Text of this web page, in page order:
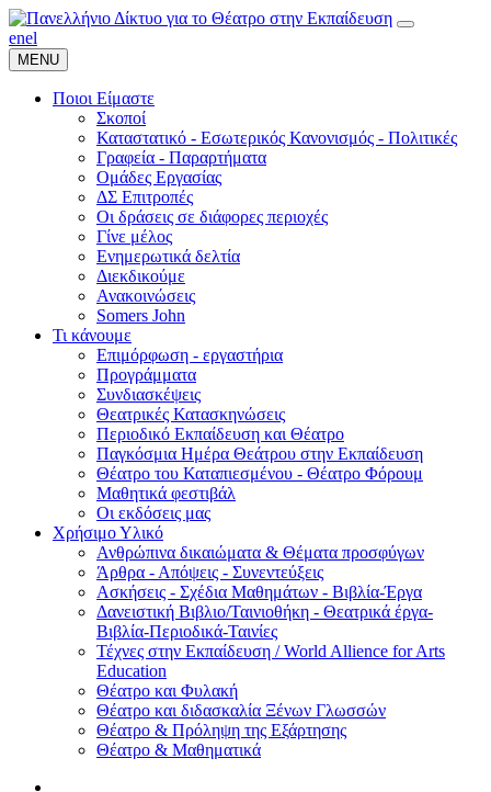
enel
MENU
Ποιοι Είμαστε
Σκοποί
Καταστατικό - Εσωτερικός Κανονισμός - Πολιτικές
Γραφεία - Παραρτήματα
Ομάδες Εργασίας
ΔΣ Επιτροπές
Οι δράσεις σε διάφορες περιοχές
Γίνε μέλος
Ενημερωτικά δελτία
Διεκδικούμε
Ανακοινώσεις
Somers John
Τι κάνουμε
Επιμόρφωση - εργαστήρια
Προγράμματα
Συνδιασκέψεις
Θεατρικές Κατασκηνώσεις
Περιοδικό Εκπαίδευση και Θέατρο
Παγκόσμια Ημέρα Θεάτρου στην Εκπαίδευση
Θέατρο του Καταπιεσμένου - Θέατρο Φόρουμ
Μαθητικά φεστιβάλ
Οι εκδόσεις μας
Χρήσιμο Υλικό
Ανθρώπινα δικαιώματα & Θέματα προσφύγων
Άρθρα - Απόψεις - Συνεντεύξεις
Ασκήσεις - Σχέδια Μαθημάτων - Βιβλία-Έργα
Δανειστική Βιβλιο/Ταινιοθήκη - Θεατρικά έργα-
Βιβλία-Περιοδικά-Ταινίες
Τέχνες στην Εκπαίδευση / World Allience for Arts
Education
Θέατρο και Φυλακή
Θέατρο και διδασκαλία Ξένων Γλωσσών
Θέατρο & Πρόληψη της Εξάρτησης
Θέατρο & Μαθηματικά